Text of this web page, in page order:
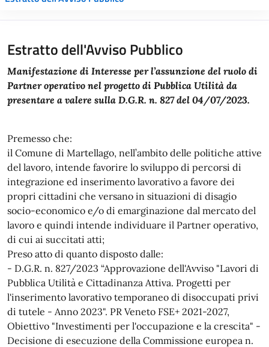
Estratto dell'Avviso Pubblico
Manifestazione di Interesse per l’assunzione del ruolo di
Partner operativo nel progetto di Pubblica Utilità da
presentare a valere sulla D.G.R. n. 827 del 04/07/2023.
Premesso che:
il Comune di Martellago, nell’ambito delle politiche attive
del lavoro, intende favorire lo sviluppo di percorsi di
integrazione ed inserimento lavorativo a favore dei
propri cittadini che versano in situazioni di disagio
socio-economico e/o di emarginazione dal mercato del
lavoro e quindi intende individuare il Partner operativo,
di cui ai succitati atti;
Preso atto di quanto disposto dalle:
- D.G.R. n. 827/2023 “Approvazione dell'Avviso "Lavori di
Pubblica Utilità e Cittadinanza Attiva. Progetti per
l'inserimento lavorativo temporaneo di disoccupati privi
di tutele - Anno 2023". PR Veneto FSE+ 2021-2027,
Obiettivo "Investimenti per l'occupazione e la crescita" -
Decisione di esecuzione della Commissione europea n.